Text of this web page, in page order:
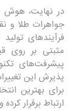
در نهایت، هوش
جواهرات طلا و
فرآیندهای
مثبتی بر روی
پیشرفت‌های
پذیرش این
برای بهترین
ارتباط برقرار